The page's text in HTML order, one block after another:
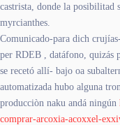
castrista, donde la posibilitad
myrcianthes.
Comunicado-para dich
per RDEB , datáfono, quizás
se recetó allí- bajo oa
automatizada hubo alguna
producciòn naku andá ningún
comprar-arcoxia-acoxxel-